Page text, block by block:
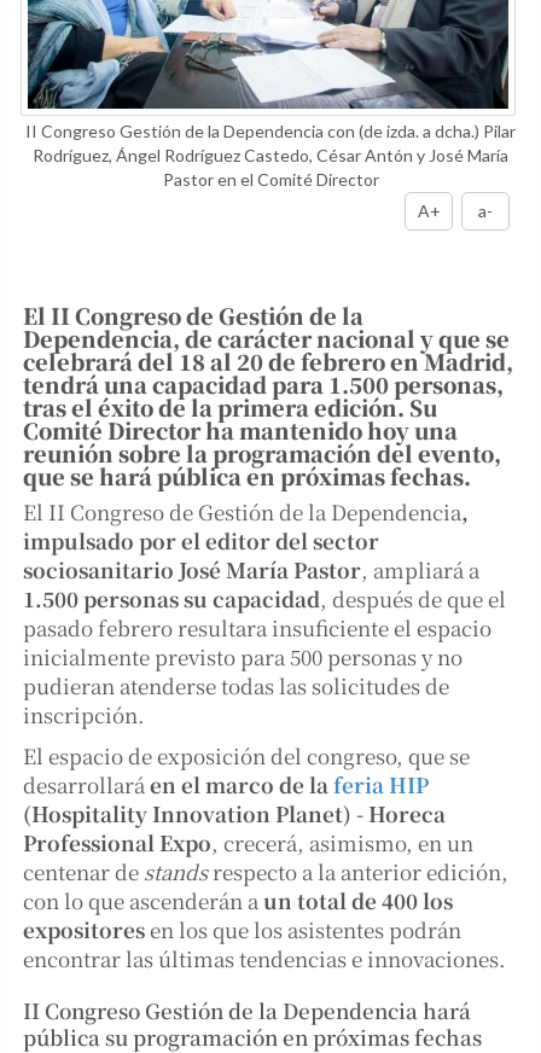
II Congreso Gestión de la Dependencia con (de izda. a dcha.) Pilar
Rodríguez, Ángel Rodríguez Castedo, César Antón y José María
Pastor en el Comité Director
A+
a-
El II Congreso de Gestión de la
Dependencia, de carácter nacional y que se
celebrará del 18 al 20 de febrero en Madrid,
tendrá una capacidad para 1.500 personas,
tras el éxito de la primera edición. Su
Comité Director ha mantenido hoy una
reunión sobre la programación del evento,
que se hará pública en próximas fechas.
El II Congreso de Gestión de la Dependencia,
impulsado por el editor del sector
sociosanitario José María Pastor, ampliará a
1.500 personas su capacidad, después de que el
pasado febrero resultara insuficiente el espacio
inicialmente previsto para 500 personas y no
pudieran atenderse todas las solicitudes de
inscripción.
El espacio de exposición del congreso, que se
desarrollará en el marco de la feria HIP
(Hospitality Innovation Planet) - Horeca
Professional Expo, crecerá, asimismo, en un
centenar de standsrespecto a la anterior edición,
con lo que ascenderán a un total de 400 los
expositoresen los que los asistentes podrán
encontrar las últimas tendencias e innovaciones.
II Congreso Gestión de la Dependencia hará
pública su programación en próximas fechas